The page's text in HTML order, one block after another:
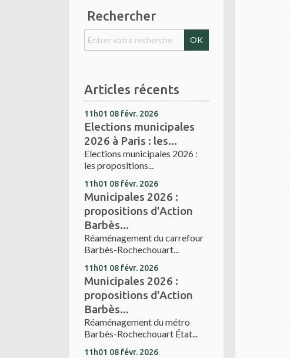
Rechercher
Articles récents
11h01 08 févr. 2026
Elections municipales
2026 à Paris : les...
Elections municipales 2026 :
les propositions...
11h01 08 févr. 2026
Municipales 2026 :
propositions d'Action
Barbès...
Réaménagement du carrefour
Barbès-Rochechouart...
11h01 08 févr. 2026
Municipales 2026 :
propositions d'Action
Barbès...
Réaménagement du métro
Barbès-Rochechouart État...
11h01 08 févr. 2026